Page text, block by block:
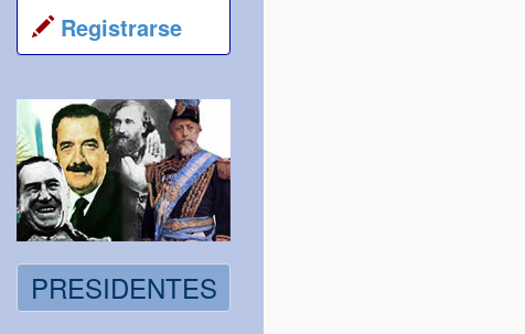
Registrarse
PRESIDENTES